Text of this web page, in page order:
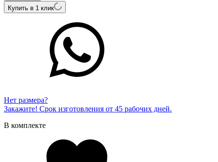
Купить в 1 клик
Нет размера?
Закажите! Срок изготовления от 45 рабочих дней.
В комплекте